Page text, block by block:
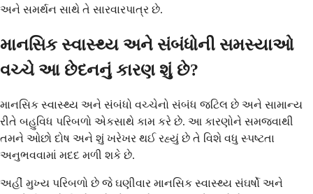
અને સમર્થન સાથે તે સારવારપાત્ર છે.
માનસિક સ્વાસ્થ્ય અને સંબંધોની સમસ્યાઓ
વચ્ચે આ છેદનનું કારણ શું છે?
માનસિક સ્વાસ્થ્ય અને સંબંધો વચ્ચેનો સંબંધ જટિલ છે અને સામાન્ય
રીતે બહુવિધ પરિબળો એકસાથે કામ કરે છે. આ કારણોને સમજવાથી
તમને ઓછો દોષ અને શું ખરેખર થઈ રહ્યું છે તે વિશે વધુ સ્પષ્ટતા
અનુભવવામાં મદદ મળી શકે છે.
અહીં મુખ્ય પરિબળો છે જે ઘણીવાર માનસિક સ્વાસ્થ્ય સંઘર્ષો અને